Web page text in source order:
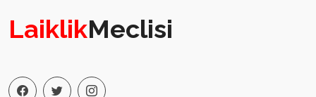
LaiklikMeclisi